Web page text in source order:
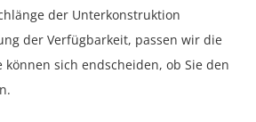
der Unterkonstruktion
der Verfügbarkeit, passen wir die
können sich endscheiden, ob Sie den